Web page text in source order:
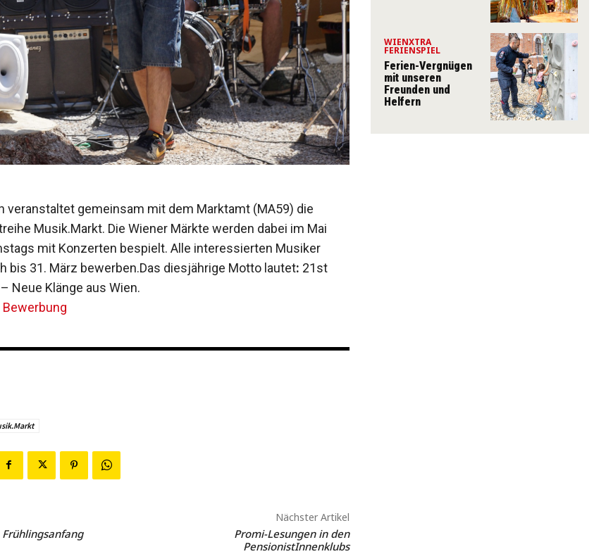
veranstaltet gemeinsam mit dem Marktamt (MA59) die
Musik.Markt. Die Wiener Märkte werden dabei im Mai
mit Konzerten bespielt. Alle interessierten Musiker
bis 31. März bewerben.Das diesjährige Motto lautet: 21st
Neue Klänge aus Wien.
Bewerbung
Nächster Artikel
Promi-Lesungen in den
PensionistInnenklubs
WIENXTRA
FERIENSPIEL
Ferien-Vergnügen
mit unseren
Freunden und
Helfern